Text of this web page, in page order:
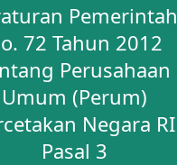
Pemerintah
72 Tahun 2012
Perusahaan
Umum (Perum)
Negara RI
Pasal 3